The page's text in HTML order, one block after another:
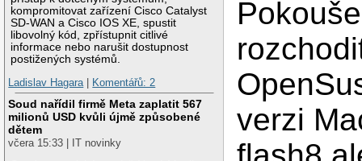
kompromitovat zařízení Cisco Catalyst
SD-WAN a Cisco IOS XE, spustit
libovolný kód, zpřístupnit citlivé
informace nebo narušit dostupnost
postižených systémů.
Ladislav Hagara| Komentářů: 2
Soud nařídil firmě Meta zaplatit 567
milionů USD kvůli újmě způsobené
dětem
včera 15:33 | IT novinky
verzi